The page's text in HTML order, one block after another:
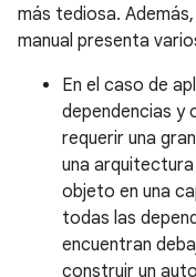
más tediosa.
manual presenta
En el caso de
dependencias
requerir una
una
objeto en una
todas las
encuentran
construir un